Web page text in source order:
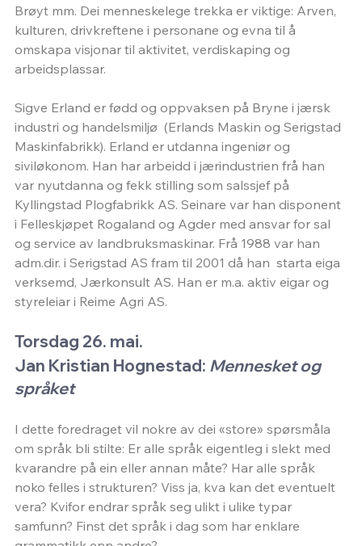
Brøyt mm. Dei menneskelege trekka er viktige: Arven,
kulturen, drivkreftene i personane og evna til å
omskapa visjonar til aktivitet, verdiskaping og
arbeidsplassar.
Sigve Erland er fødd og oppvaksen på Bryne i jærsk
industri og handelsmiljø  (Erlands Maskin og Serigstad
Maskinfabrikk). Erland er utdanna ingeniør og
siviløkonom. Han har arbeidd i jærindustrien frå han
var nyutdanna og fekk stilling som salssjef på
Kyllingstad Plogfabrikk AS. Seinare var han disponent
i Felleskjøpet Rogaland og Agder med ansvar for sal
og service av landbruksmaskinar. Frå 1988 var han
adm.dir. i Serigstad AS fram til 2001 då han  starta eiga
verksemd, Jærkonsult AS. Han er m.a. aktiv eigar og
styreleiar i Reime Agri AS.
Torsdag 26. mai.
Jan Kristian Hognestad: Mennesket og
språket
I dette foredraget vil nokre av dei «store» spørsmåla
om språk bli stilte: Er alle språk eigentleg i slekt med
kvarandre på ein eller annan måte? Har alle språk
noko felles i strukturen? Viss ja, kva kan det eventuelt
vera? Kvifor endrar språk seg ulikt i ulike typar
samfunn? Finst det språk i dag som har enklare